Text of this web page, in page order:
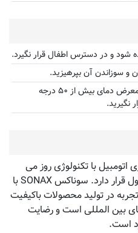
شود و در دسترس اطفال قرار نگیرد.
و سوزاندن آن بپرهیزید.
دور از نور خورشید قرار گیرد و در معرض دمای بیش از ۵۰ درجه
با تکنولوژی روز می
شود، سوناکس SONAX در رتبه اول قرار دارد. سوناکس SONAX با
سابقه و تجربه در تولید محصولات باکیفیت
بین المللی است و رضایت
است.